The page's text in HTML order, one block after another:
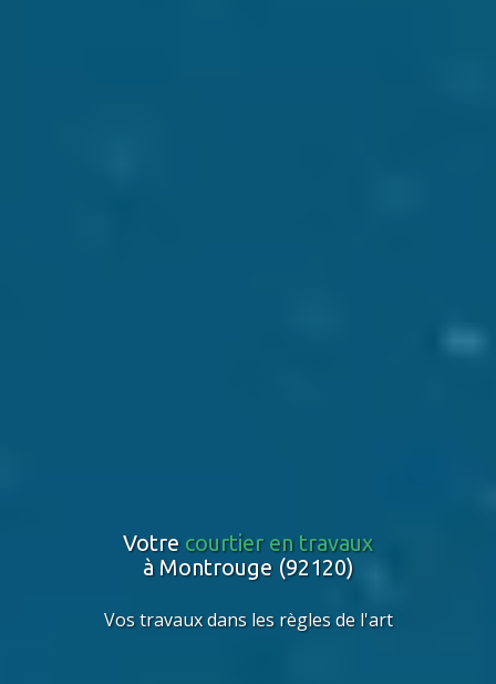
Votre courtier en travaux
à Montrouge (92120)
Vos travaux dans les règles de l'art